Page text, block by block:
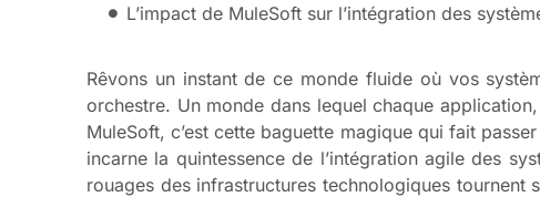
L’impact de MuleSoft sur l’intégration des
Rêvons un instant de ce monde fluide où vos
orchestre. Un monde dans lequel chaque
MuleSoft, c’est cette baguette magique qui fait
incarne la quintessence de l’intégration agile des
rouages des infrastructures technologiques